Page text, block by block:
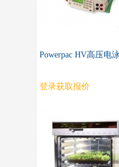
Powerpac HV高压电
登录获取报价